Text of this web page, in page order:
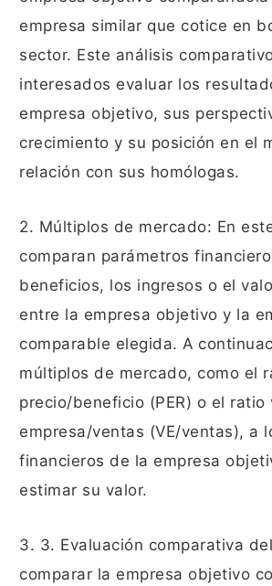
empresa similar que cotice en
sector. Este análisis
interesados evaluar los
empresa objetivo, sus
crecimiento y su posición en el
relación con sus homólogas.
2. Múltiplos de mercado: En
comparan parámetros
beneficios, los ingresos o el
entre la empresa objetivo y la
comparable elegida. A
múltiplos de mercado, como el
precio/beneficio (PER) o el ratio
empresa/ventas (VE/ventas), a
financieros de la empresa
estimar su valor.
3. 3. Evaluación comparativa
comparar la empresa objetivo